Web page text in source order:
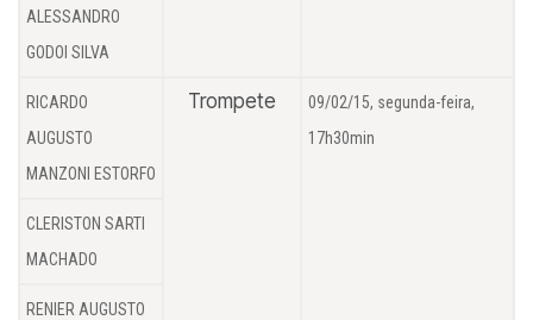
ALESSANDRO
GODOI SILVA
RICARDO
AUGUSTO
MANZONI ESTORFO
Trompete
09/02/15, segunda-feira,
17h30min
CLERISTON SARTI
MACHADO
RENIER AUGUSTO